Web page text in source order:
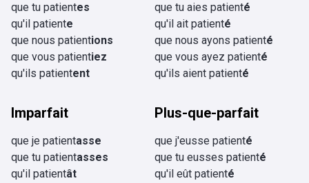
que tu patientes
qu'il patiente
que nous patientions
que vous patientiez
qu'ils patientent
que tu aies patienté
qu'il ait patienté
que nous ayons patienté
que vous ayez patienté
qu'ils aient patienté
Imparfait
que je patientasse
que tu patientasses
qu'il patientât
Plus-que-parfait
que j'eusse patienté
que tu eusses patienté
qu'il eût patienté